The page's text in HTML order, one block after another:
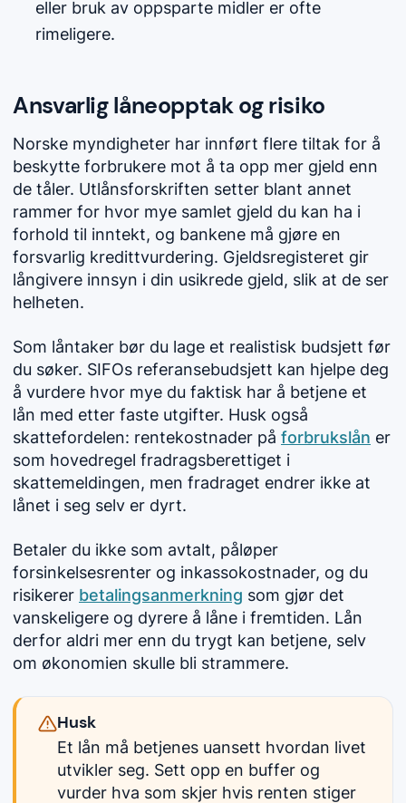
eller bruk av oppsparte midler er ofte
rimeligere.
Ansvarlig låneopptak og risiko
Norske myndigheter har innført flere tiltak for å
beskytte forbrukere mot å ta opp mer gjeld enn
de tåler. Utlånsforskriften setter blant annet
rammer for hvor mye samlet gjeld du kan ha i
forhold til inntekt, og bankene må gjøre en
forsvarlig kredittvurdering. Gjeldsregisteret gir
långivere innsyn i din usikrede gjeld, slik at de ser
helheten.
Som låntaker bør du lage et realistisk budsjett før
du søker. SIFOs referansebudsjett kan hjelpe deg
å vurdere hvor mye du faktisk har å betjene et
lån med etter faste utgifter. Husk også
skattefordelen: rentekostnader på forbrukslån er
som hovedregel fradragsberettiget i
skattemeldingen, men fradraget endrer ikke at
lånet i seg selv er dyrt.
Betaler du ikke som avtalt, påløper
forsinkelsesrenter og inkassokostnader, og du
risikerer betalingsanmerkning som gjør det
vanskeligere og dyrere å låne i fremtiden. Lån
derfor aldri mer enn du trygt kan betjene, selv
om økonomien skulle bli strammere.
Husk
Et lån må betjenes uansett hvordan livet
utvikler seg. Sett opp en buffer og
vurder hva som skjer hvis renten stiger